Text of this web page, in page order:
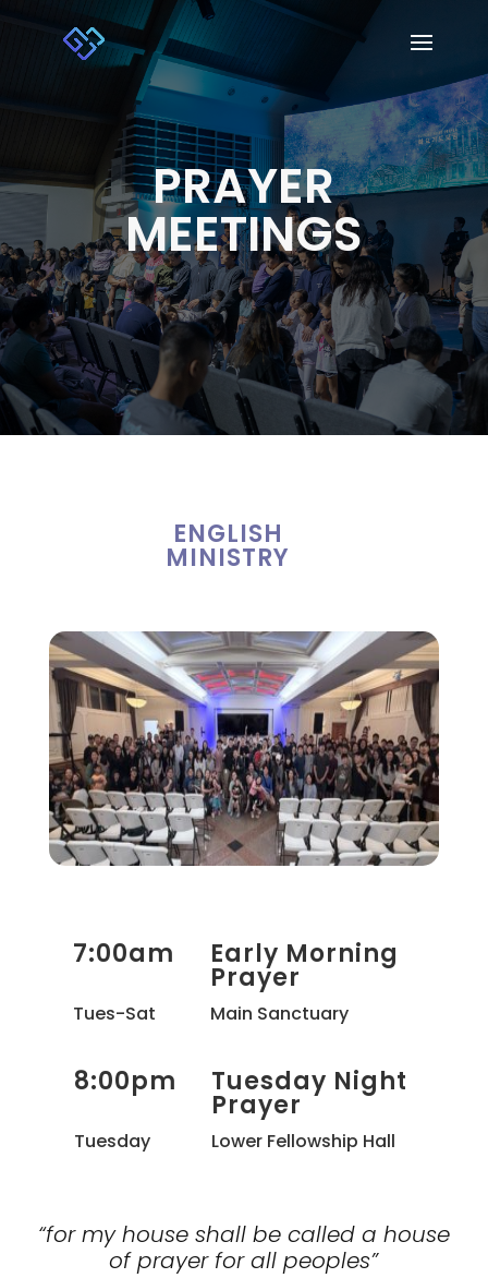
PRAYER
MEETINGS
ENGLISH
MINISTRY
7:00am Early Morning
Prayer
Tues-Sat Main Sanctuary
8:00pm Tuesday Night
Prayer
Tuesday Lower Fellowship Hall
“for my house shall be called a house
of prayer for all peoples”